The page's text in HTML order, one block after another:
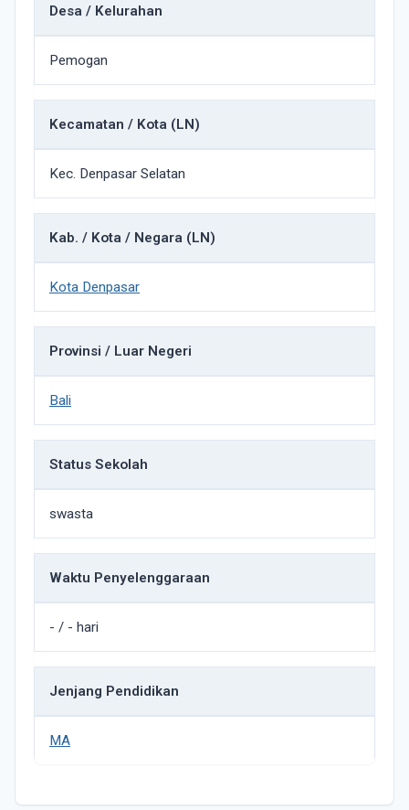
Desa / Kelurahan
Pemogan
Kecamatan / Kota (LN)
Kec. Denpasar Selatan
Kab. / Kota / Negara (LN)
Kota Denpasar
Provinsi / Luar Negeri
Bali
Status Sekolah
swasta
Waktu Penyelenggaraan
- / - hari
Jenjang Pendidikan
MA